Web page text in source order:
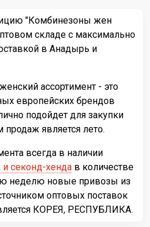
"Комбинезоны жен
складе с максимально
в Анадырь и
ассортимент - это
европейских брендов
подойдет для закупки
является лето.
всегда в наличии
и секонд-хенда в количестве
неделю новые привозы из
оптовых поставок
КОРЕЯ, РЕСПУБЛИКА.